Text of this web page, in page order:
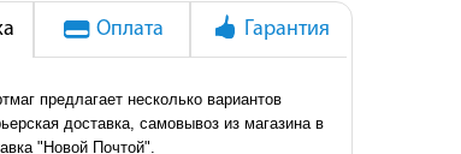
Оплата Гарантия
предлагает несколько вариантов
доставка, самовывоз из магазина в
"Новой Почтой".